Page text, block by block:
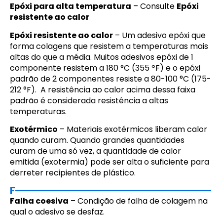
Epóxi para alta temperatura – Consulte Epóxi
resistente ao calor
Epóxi resistente ao calor – Um adesivo epóxi que
forma colagens que resistem a temperaturas mais
altas do que a média. Muitos adesivos epóxi de 1
componente resistem a 180 °C (355 ºF) e o epóxi
padrão de 2 componentes resiste a 80-100 °C (175-
212 °F). A resistência ao calor acima dessa faixa
padrão é considerada resistência a altas
temperaturas.
Exotérmico – Materiais exotérmicos liberam calor
quando curam. Quando grandes quantidades
curam de uma só vez, a quantidade de calor
emitida (exotermia) pode ser alta o suficiente para
derreter recipientes de plástico.
F
Falha coesiva – Condição de falha de colagem na
qual o adesivo se desfaz.